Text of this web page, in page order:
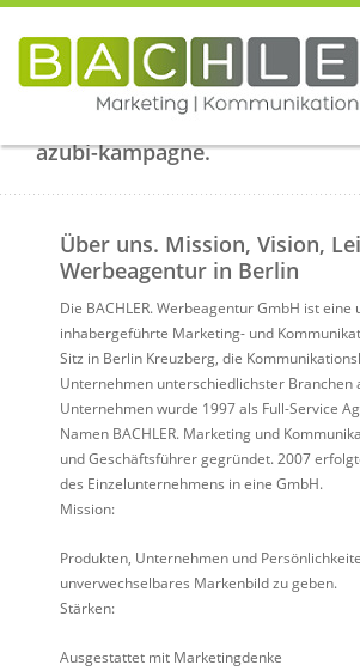
azubi-kampagne.
Über uns. Mission, Vision,
Werbeagentur in Berlin
Die BACHLER. Werbeagentur GmbH ist eine
inhabergeführte Marketing- und
Sitz in Berlin Kreuzberg, die
Unternehmen unterschiedlichster Branchen
Unternehmen wurde 1997 als Full-Service
Namen BACHLER. Marketing und
und Geschäftsführer gegründet. 2007
des Einzelunternehmens in eine GmbH.
Mission:
Produkten, Unternehmen und
unverwechselbares Markenbild zu geben.
Stärken:
Ausgestattet mit Marketingdenke